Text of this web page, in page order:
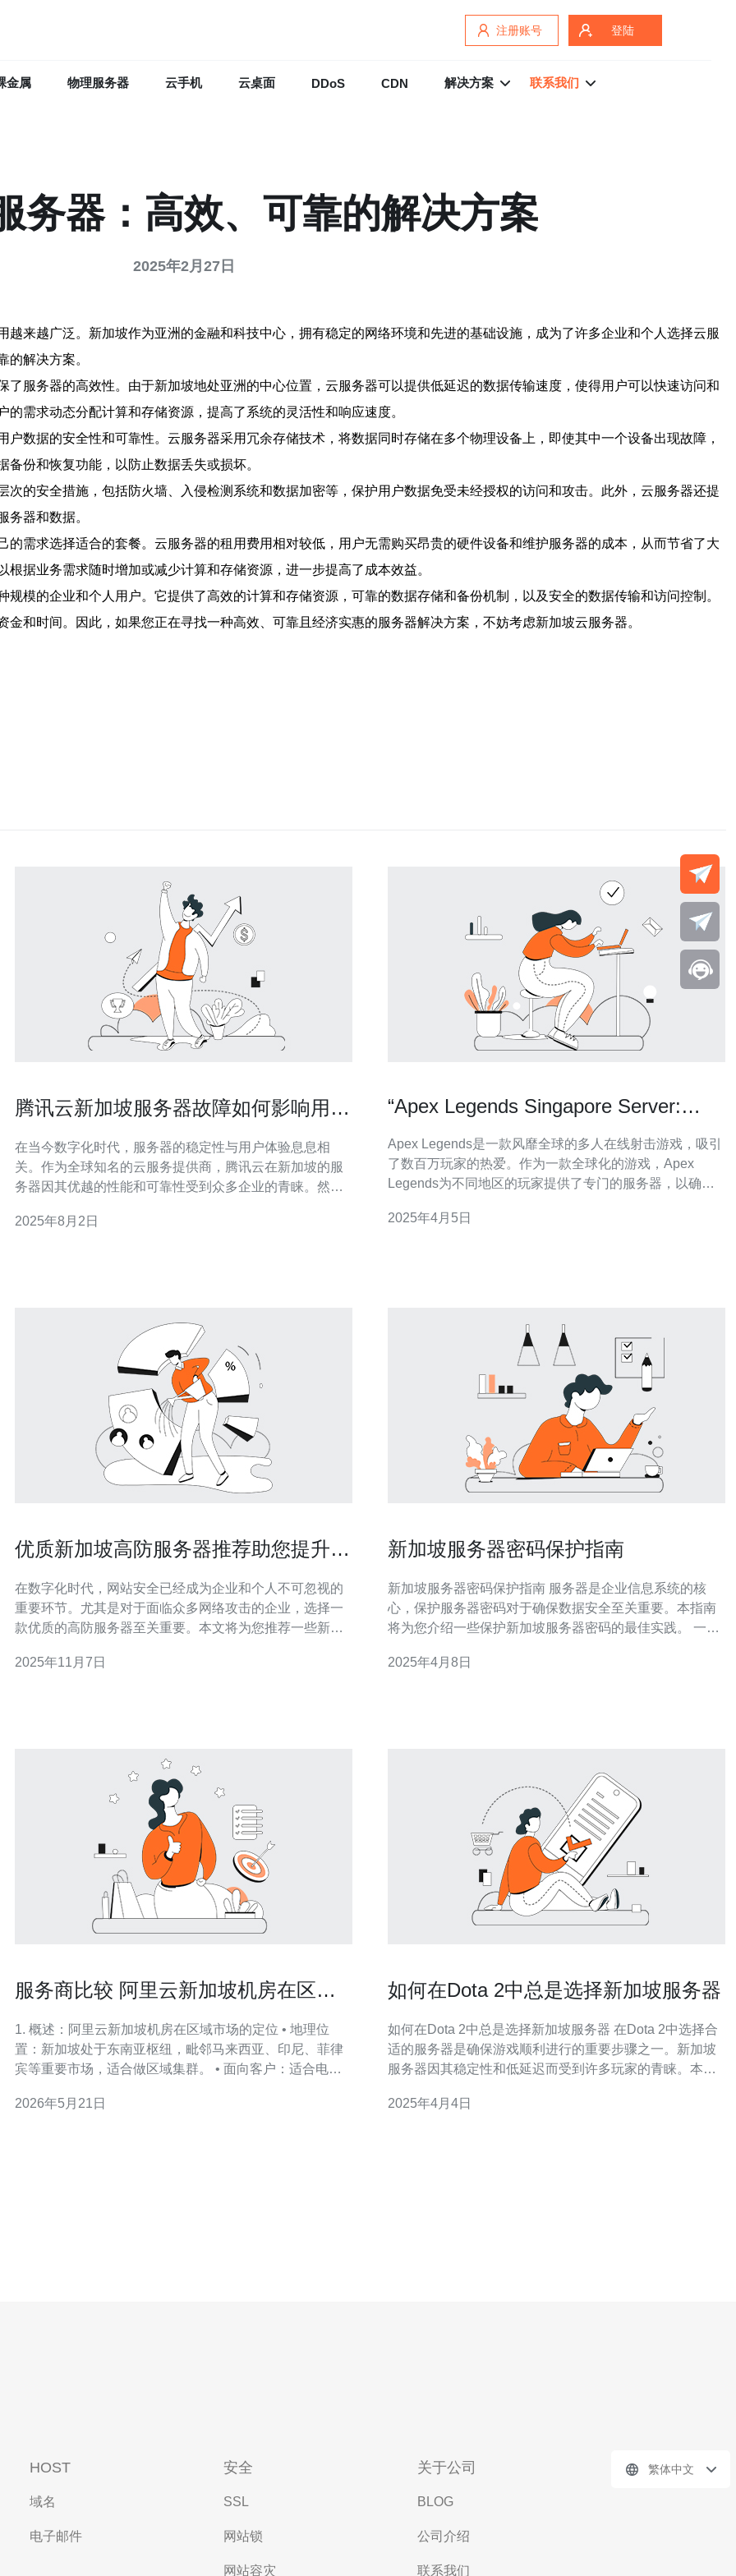
注册账号 登陆
金属 物理服务器 云手机 云桌面 DDoS CDN 解决方案 联系我们
务器：高效、可靠的解决方案
2025年2月27日
来越广泛。新加坡作为亚洲的金融和科技中心，拥有稳定的网络环境和先进的基础设施，成为了许多企业和个人选择云服
的解决方案。
服务器的高效性。由于新加坡地处亚洲的中心位置，云服务器可以提供低延迟的数据传输速度，使得用户可以快速访问和
需求动态分配计算和存储资源，提高了系统的灵活性和响应速度。
数据的安全性和可靠性。云服务器采用冗余存储技术，将数据同时存储在多个物理设备上，即使其中一个设备出现故障，
份和恢复功能，以防止数据丢失或损坏。
的安全措施，包括防火墙、入侵检测系统和数据加密等，保护用户数据免受未经授权的访问和攻击。此外，云服务器还提
务器和数据。
需求选择适合的套餐。云服务器的租用费用相对较低，用户无需购买昂贵的硬件设备和维护服务器的成本，从而节省了大
据业务需求随时增加或减少计算和存储资源，进一步提高了成本效益。
模的企业和个人用户。它提供了高效的计算和存储资源，可靠的数据存储和备份机制，以及安全的数据传输和访问控制。
和时间。因此，如果您正在寻找一种高效、可靠且经济实惠的服务器解决方案，不妨考虑新加坡云服务器。
腾讯云新加坡服务器故障如何影响用户
在当今数字化时代，服务器的稳定性与用户体验息息相
关。作为全球知名的云服务提供商，腾讯云在新加坡的服
务器因其优越的性能和可靠性受到众多企业的青睐。然
也不例外。本文将探讨腾讯云新加坡服务器故障如何影响
2025年8月2日
“Apex Legends Singapore Server:
Apex Legends是一款风靡全球的多人在线射击游戏，吸引
了数百万玩家的热爱。作为一款全球化的游戏，Apex
Legends为不同地区的玩家提供了专门的服务器，以确保
器是最常用的选择之一。但是，许多人对新加坡服务器的
2025年4月5日
优质新加坡高防服务器推荐助您提升网
在数字化时代，网站安全已经成为企业和个人不可忽视的
重要环节。尤其是对于面临众多网络攻击的企业，选择一
款优质的高防服务器至关重要。本文将为您推荐一些新加
加坡高防服务器有哪些优势？ 新加坡高防服务器以其优越
2025年11月7日
新加坡服务器密码保护指南
新加坡服务器密码保护指南 服务器是企业信息系统的核
心，保护服务器密码对于确保数据安全至关重要。本指南
将为您介绍一些保护新加坡服务器密码的最佳实践。 一个
个字符，包括大写和小写字母、数字和特殊字符。避免使
2025年4月8日
服务商比较 阿里云新加坡机房在区域
1. 概述：阿里云新加坡机房在区域市场的定位 • 地理位
置：新加坡处于东南亚枢纽，毗邻马来西亚、印尼、菲律
宾等重要市场，适合做区域集群。 • 面向客户：适合电
品线：提供弹性计算(ECS)、专属宿主机、对象存储
2026年5月21日
如何在Dota 2中总是选择新加坡服务器
如何在Dota 2中总是选择新加坡服务器 在Dota 2中选择合
适的服务器是确保游戏顺利进行的重要步骤之一。新加坡
服务器因其稳定性和低延迟而受到许多玩家的青睐。本文
开Dota 2游戏，并点击游戏主界面左上角的“设置”按钮。
2025年4月4日
HOST
域名
电子邮件
安全
SSL
网站锁
网站容灾
关于公司
BLOG
公司介绍
联系我们
繁体中文